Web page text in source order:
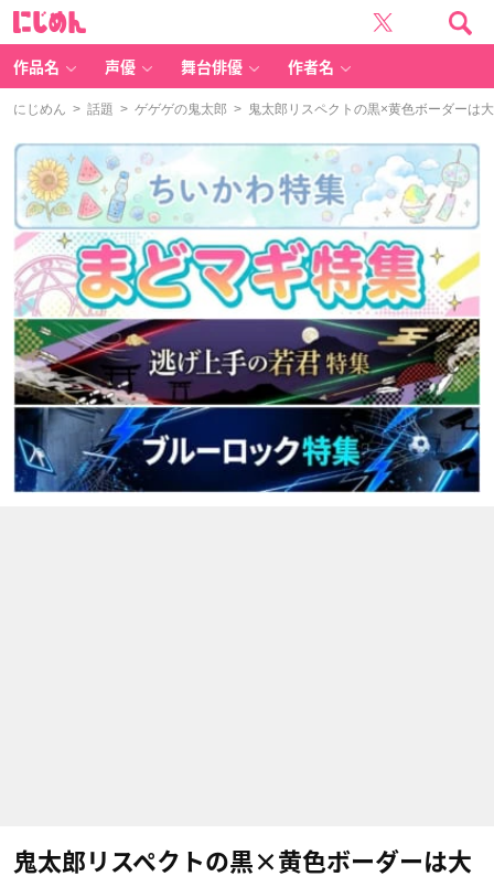
作品名 声優 舞台俳優 作者名
にじめん > 話題 > ゲゲゲの鬼太郎 > 鬼太郎リスペクトの黒×黄色ボーダーは
鬼太郎リスペクトの黒×黄色ボーダーは大